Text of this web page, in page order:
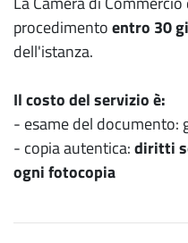
procedimentoentro 30
dell'istanza.
Il costo del servizio è:
- esame del documento:
- copia autentica:diritti
ogni fotocopia